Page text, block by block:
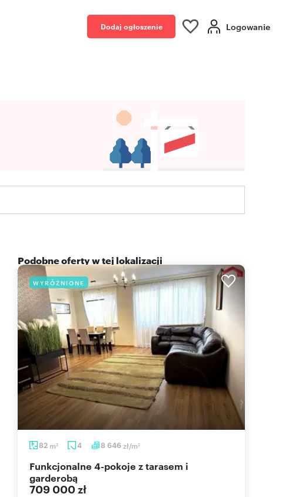
Dodaj ogłoszenie Logowanie
Podobne oferty w tej lokalizacji
WYRÓŻNIONE
82 m2 4 8 646zł/m2
Funkcjonalne 4-pokoje z tarasem i
garderobą
709 000 zł